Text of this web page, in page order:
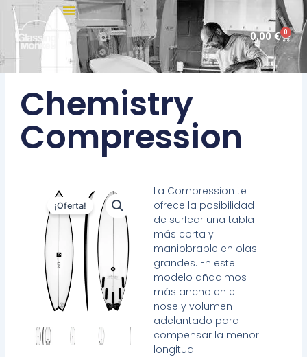
contenido
0,00€ 0
Chemistry
Compression
La Compression te
ofrece la posibilidad
de surfear una tabla
más corta y
maniobrable en olas
grandes. En este
modelo añadimos
más ancho en el
nose y volumen
adelantado para
compensar la menor
longitud.
¡Oferta!